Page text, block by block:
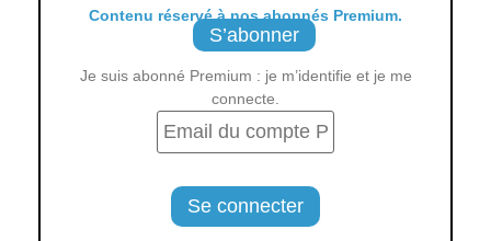
Contenu réservé à nos abonnés Premium.
S’abonner
Je suis abonné Premium : je m’identifie et je me
connecte.